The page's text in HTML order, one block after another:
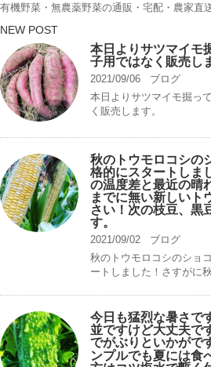
有機野菜・無農薬野菜の通販・宅配・農家直
NEW POST
本日よりサツマイモ
子用ではなく販売し
2021/09/06
ブログ
本日よりサツマイモ掘っ
く販売します。
秋のトウモロコシの
格的にスタートしま
の温度差と最近の晴
までに無い新しいト
さい！次の枝豆、黒
す。
2021/09/02
ブログ
秋のトウモロコシのショ
ートしました！さすがに
今日も猛烈な暑さで
並ですけど大丈夫で
でがぶりといかがで
ンプルでも夏には食